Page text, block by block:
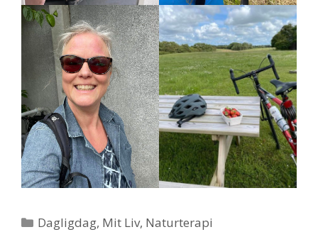
Kategorier
Dagligdag, Mit Liv, Naturterapi